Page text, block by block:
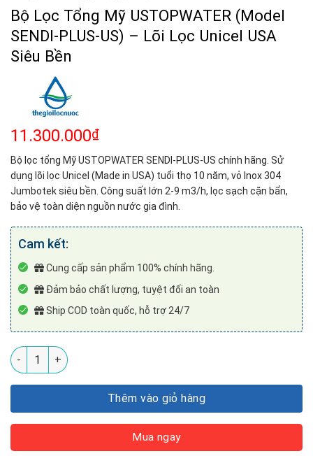
Bộ Lọc Tổng Mỹ USTOPWATER (Model
SENDI-PLUS-US) – Lõi Lọc Unicel USA
Siêu Bền
11.300.000₫
Bộ lọc tổng Mỹ USTOPWATER SENDI-PLUS-US chính hãng. Sử
dụng lõi lọc Unicel (Made in USA) tuổi thọ 10 năm, vỏ Inox 304
Jumbotek siêu bền. Công suất lớn 2-9 m3/h, lọc sạch cặn bẩn,
bảo vệ toàn diện nguồn nước gia đình.
Cam kết:
Cung cấp sản phẩm 100% chính hãng.
Đảm bảo chất lượng, tuyệt đối an toàn
Ship COD toàn quốc, hỗ trợ 24/7
Bộ Lọc Tổng Mỹ USTOPWATER (Model SENDI-PLUS-US) -
Thêm vào giỏ hàng
Mua ngay